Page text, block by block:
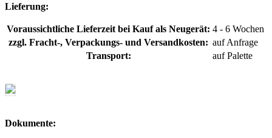
Lieferung:
Voraussichtliche Lieferzeit bei Kauf als Neugerät: 4 - 6 Wochen
zzgl. Fracht-, Verpackungs- und Versandkosten: auf Anfrage
Transport:
auf Palette
Dokumente: